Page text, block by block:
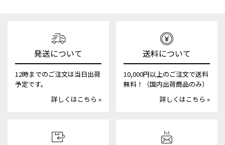
発送について
12時までのご注文は当日出荷
予定です。
詳しくはこちら »
送料について
10,000円以上のご注文で送料
無料！（国内出荷商品のみ）
詳しくはこちら »